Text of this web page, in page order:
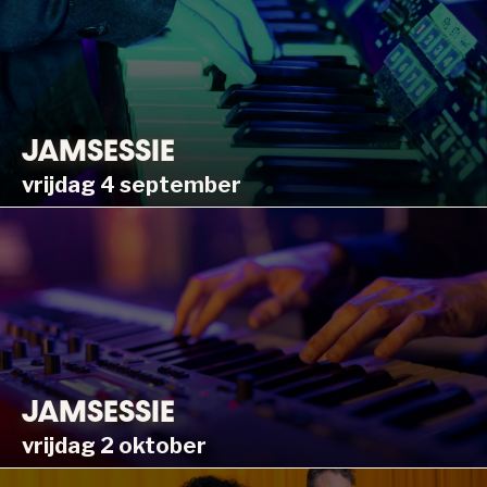
JAMSESSIE
vrijdag 4 september
JAMSESSIE
vrijdag 2 oktober